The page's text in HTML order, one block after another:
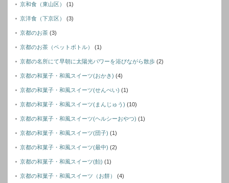
京和食（東山区） (1)
京洋食（下京区） (3)
京都のお茶 (3)
京都のお茶（ペットボトル） (1)
京都の名所にて早朝に太陽光パワーを浴びながら散歩 (2)
京都の和菓子・和風スイーツ(おかき) (4)
京都の和菓子・和風スイーツ(せんぺい) (1)
京都の和菓子・和風スイーツ(まんじゅう) (10)
京都の和菓子・和風スイーツ(ヘルシーおやつ) (1)
京都の和菓子・和風スイーツ(団子) (1)
京都の和菓子・和風スイーツ(最中) (2)
京都の和菓子・和風スイーツ(飴) (1)
京都の和菓子・和風スイーツ（お餅） (4)